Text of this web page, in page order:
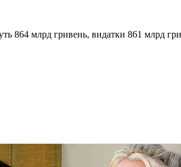
864 млрд гривень, видатки 861 млрд